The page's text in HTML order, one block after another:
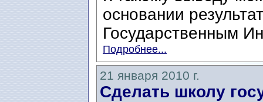
основании
Государственным
Подробнее...
21 января 2010 г.
Сделать школу